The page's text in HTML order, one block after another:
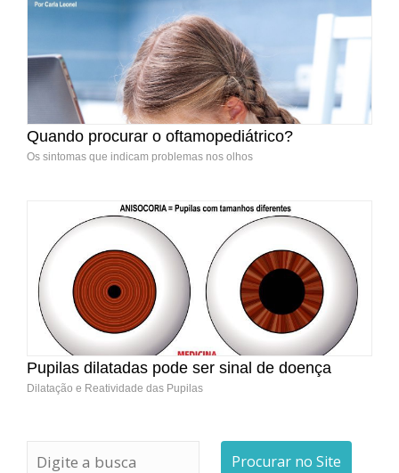
Quando procurar o oftamopediátrico?
Os sintomas que indicam problemas nos olhos
Pupilas dilatadas pode ser sinal de doença
Dilatação e Reatividade das Pupilas
Procurar no Site